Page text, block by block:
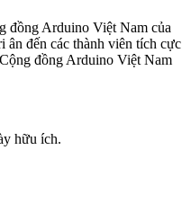
đồng Arduino Việt Nam của
ân đến các thành viên tích cực
đồng Arduino Việt Nam
hữu ích.